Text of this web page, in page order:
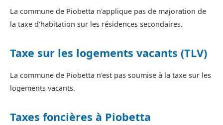
La commune de Piobetta n'applique pas de majoration de
la taxe d'habitation sur les résidences secondaires.
Taxe sur les logements vacants (TLV)
La commune de Piobetta n'est pas soumise à la taxe sur les
logements vacants.
Taxes foncières à Piobetta